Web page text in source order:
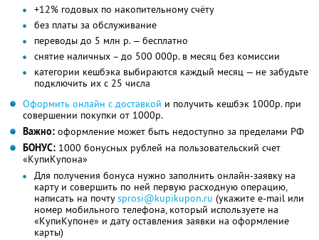
+12% годовых по накопительному счёту
без платы за обслуживание
переводы до 5 млн р. — бесплатно
снятие наличных – до 500 000р. в месяц без комиссии
категории кешбэка выбираются каждый месяц — не забудьте
подключить их с 25 числа
Оформить онлайн с доставкой и получить кешбэк 1000р. при
совершении покупки от 1000р.
Важно: оформление может быть недоступно за пределами РФ
БОНУС: 1000 бонусных рублей на пользовательский счет
«КупиКупона»
Для получения бонуса нужно заполнить онлайн-заявку на
карту и совершить по ней первую расходную операцию,
написать на почтуsprosi@kupikupon.ru (укажите e-mail или
номер мобильного телефона, который используете на
«КупиКупоне» и дату оставления заявки на оформление
карты)